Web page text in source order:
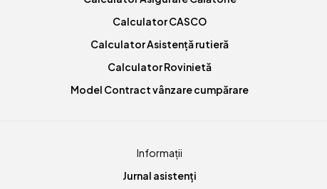
Calculator CASCO
Calculator Asistență rutieră
Calculator Rovinietă
Model Contract vânzare cumpărare
Informații
Jurnal asistenți